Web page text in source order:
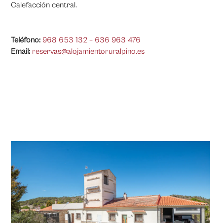
Calefacción central.
Teléfono: 968 653 132 – 636 963 476
Email: reservas@alojamientoruralpino.es